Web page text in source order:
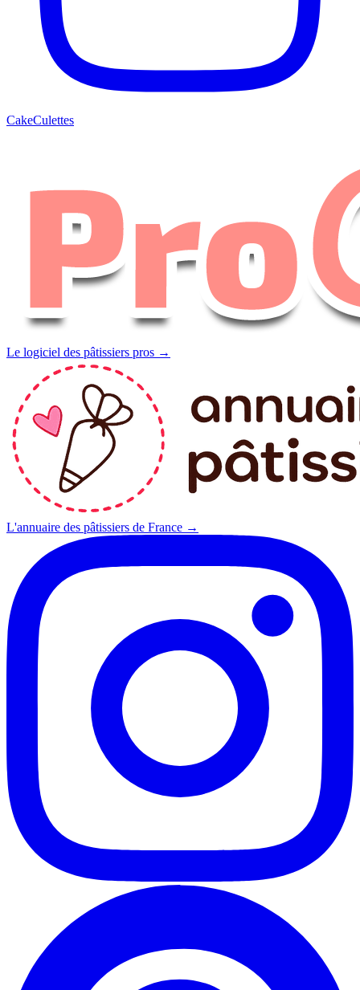
CakeCulettes
Le logiciel des pâtissiers pros →
L'annuaire des pâtissiers de France →